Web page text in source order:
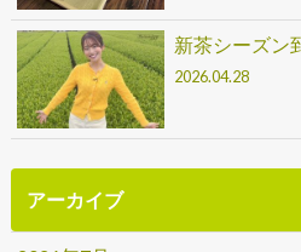
新茶シーズン
2026.04.28
アーカイブ